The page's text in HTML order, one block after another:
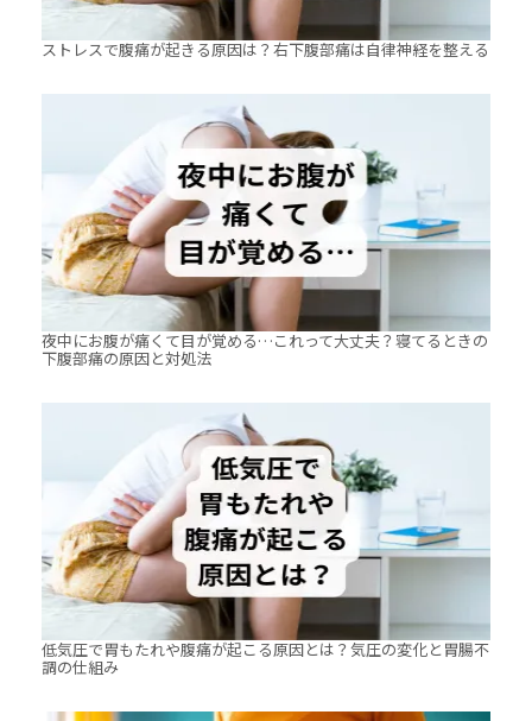
ストレスで腹痛が起きる原因は？右下腹部痛は自律神経を整える
夜中にお腹が痛くて目が覚める…これって大丈夫？寝てるときの
下腹部痛の原因と対処法
低気圧で胃もたれや腹痛が起こる原因とは？気圧の変化と胃腸不
調の仕組み